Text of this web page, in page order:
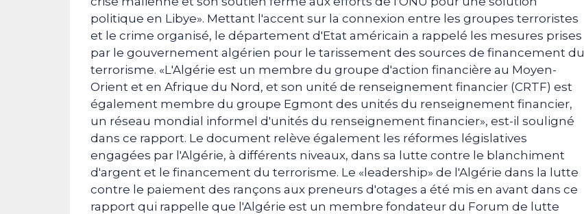
politique en Libye». Mettant l'accent sur la connexion entre les groupes terroristes
et le crime organisé, le département d'Etat américain a rappelé les mesures prises
par le gouvernement algérien pour le tarissement des sources de financement du
terrorisme. «L'Algérie est un membre du groupe d'action financière au Moyen-
Orient et en Afrique du Nord, et son unité de renseignement financier (CRTF) est
également membre du groupe Egmont des unités du renseignement financier,
un réseau mondial informel d'unités du renseignement financier», est-il souligné
dans ce rapport. Le document relève également les réformes législatives
engagées par l'Algérie, à différents niveaux, dans sa lutte contre le blanchiment
d'argent et le financement du terrorisme. Le «leadership» de l'Algérie dans la lutte
contre le paiement des rançons aux preneurs d'otages a été mis en avant dans ce
rapport qui rappelle que l'Algérie est un membre fondateur du Forum de lutte